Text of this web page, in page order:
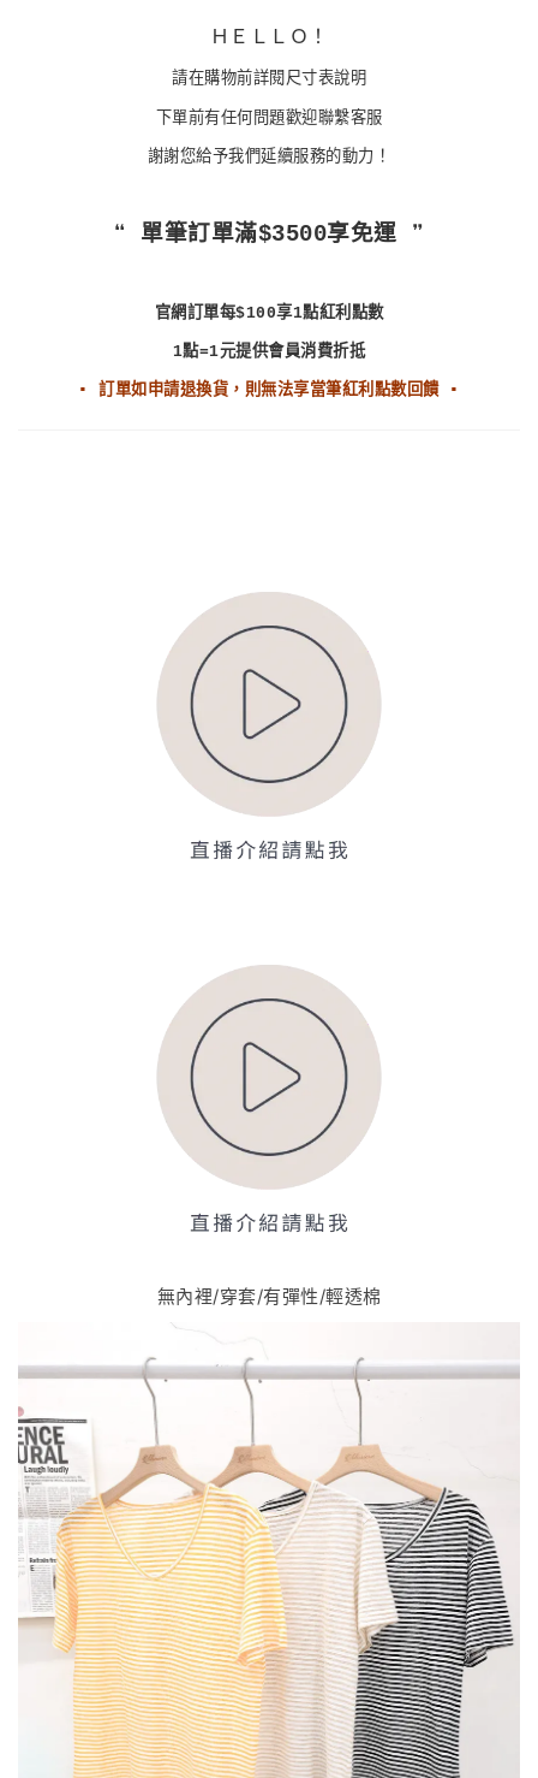
ＨＥＬＬＯ！
請在購物前詳閱尺寸表說明
下單前有任何問題歡迎聯繫客服
謝謝您給予我們延續服務的動力！
❝ 單筆訂單滿$3500享免運 ❞
官網訂單每$100享1點紅利點數
1點=1元提供會員消費折抵
▪ 訂單如申請退換貨，則無法享當筆紅利點數回饋 ▪
無內裡/穿套/有彈性/輕透棉